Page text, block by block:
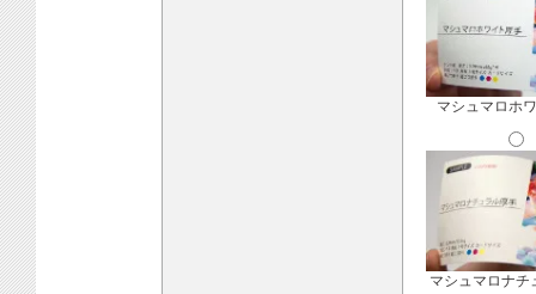
マシュマロホ
マシュマロナチ